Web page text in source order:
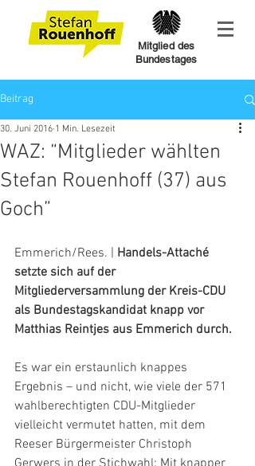
Mitglied des
Bundestages
Beitrag
WAZ: “Mitglieder wählten
Stefan Rouenhoff (37) aus
Goch”
30. Juni 2016 1 Min. Lesezeit
Emmerich/Rees. | Handels-Attaché
setzte sich auf der
Mitgliederversammlung der Kreis-CDU
als Bundestagskandidat knapp vor
Matthias Reintjes aus Emmerich durch.
Es war ein erstaunlich knappes
Ergebnis – und nicht, wie viele der 571
wahlberechtigten CDU-Mitglieder
vielleicht vermutet hatten, mit dem
Reeser Bürgermeister Christoph